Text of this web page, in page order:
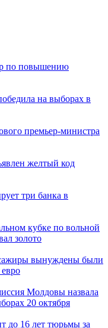
по повышению
на выборах в
премьер-министра
желтый код
три банка в
кубке по вольной
золото
вынуждены были
Молдовы назвала
20 октября
до 16 лет тюрьмы за